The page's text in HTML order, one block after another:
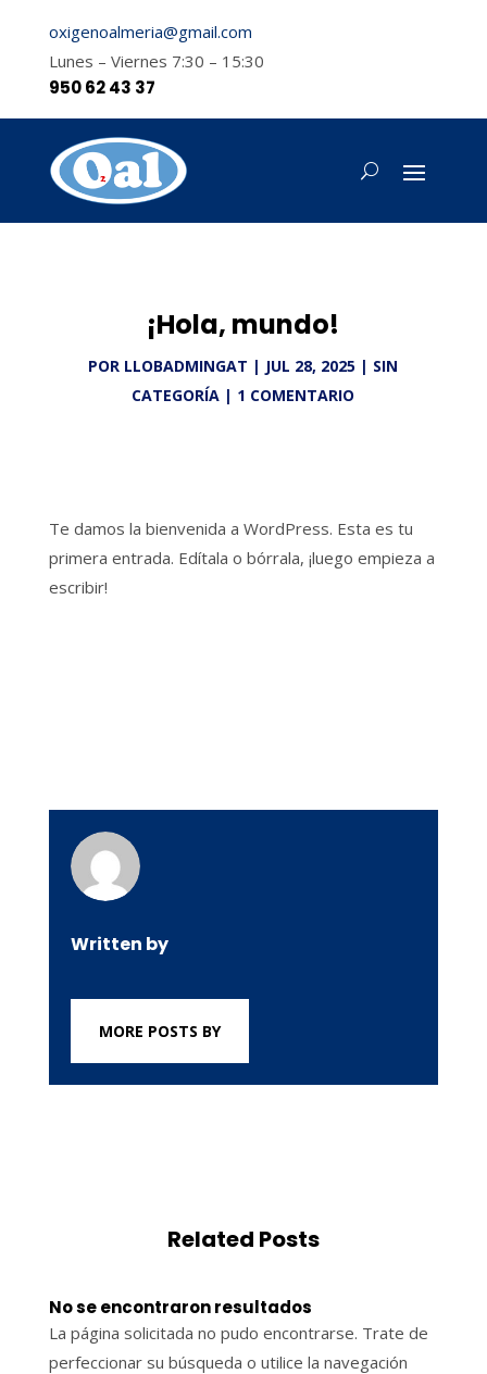
oxigenoalmeria@gmail.com
Lunes – Viernes 7:30 – 15:30
950 62 43 37
¡Hola, mundo!
POR LLOBADMINGAT | JUL 28, 2025 | SIN
CATEGORÍA | 1 COMENTARIO
Te damos la bienvenida a WordPress. Esta es tu
primera entrada. Edítala o bórrala, ¡luego empieza a
escribir!
Written by
MORE POSTS BY
Related Posts
No se encontraron resultados
La página solicitada no pudo encontrarse. Trate de
perfeccionar su búsqueda o utilice la navegación